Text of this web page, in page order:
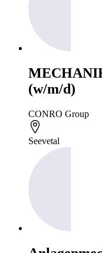
(w/m/d)
CONRO Group
Seevetal